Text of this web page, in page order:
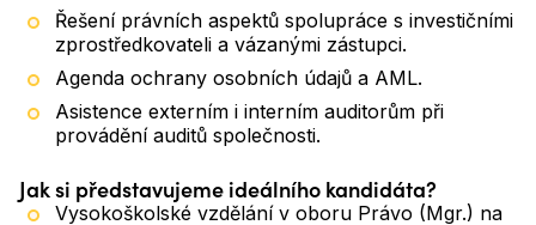
Řešení právních aspektů spolupráce s investičními
zprostředkovateli a vázanými zástupci.
Agenda ochrany osobních údajů a AML.
Asistence externím i interním auditorům při
provádění auditů společnosti.
Jak si představujeme ideálního kandidáta?
Vysokoškolské vzdělání v oboru Právo (Mgr.) na